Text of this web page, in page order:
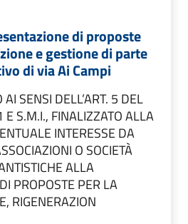
di proposte
e gestione di parte
di via Ai Campi
SENSI DELL’ART. 5 DEL
S.M.I., FINALIZZATO ALLA
INTERESSE DA
O SOCIETÀ
ALLA
PROPOSTE PER LA
RIGENERAZION